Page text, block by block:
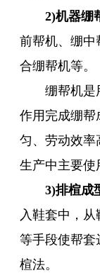
2)机器绷
前帮机、绷中
合绷帮机等。
绷帮机是用
作用完成绷帮
匀、劳动效率
生产中主要使
3)排楦成
入鞋套中，
等手段使帮套
楦法。